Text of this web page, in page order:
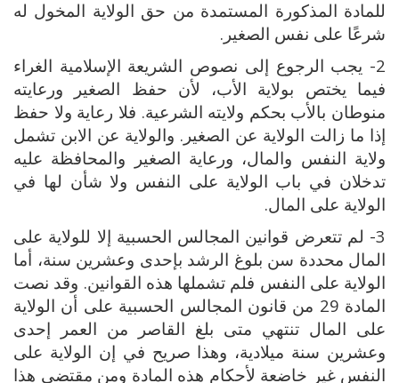
للمادة المذكورة المستمدة من حق الولاية المخول له
شرعًا على نفس الصغير.
2- يجب الرجوع إلى نصوص الشريعة الإسلامية الغراء
فيما يختص بولاية الأب، لأن حفظ الصغير ورعايته
منوطان بالأب بحكم ولايته الشرعية. فلا رعاية ولا حفظ
إذا ما زالت الولاية عن الصغير. والولاية عن الابن تشمل
ولاية النفس والمال، ورعاية الصغير والمحافظة عليه
تدخلان في باب الولاية على النفس ولا شأن لها في
الولاية على المال.
3- لم تتعرض قوانين المجالس الحسبية إلا للولاية على
المال محددة سن بلوغ الرشد بإحدى وعشرين سنة، أما
الولاية على النفس فلم تشملها هذه القوانين. وقد نصت
المادة 29 من قانون المجالس الحسبية على أن الولاية
على المال تنتهي متى بلغ القاصر من العمر إحدى
وعشرين سنة ميلادية، وهذا صريح في إن الولاية على
النفس غير خاضعة لأحكام هذه المادة ومن مقتضى هذا